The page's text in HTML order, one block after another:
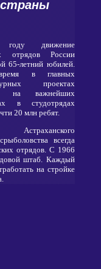
движение
отрядов России
65-летний юбилей.
в главных
проектах
на важнейших
в студотрядах
20 млн ребят.
всегда
отрядов. С 1966
штаб. Каждый
на стройке